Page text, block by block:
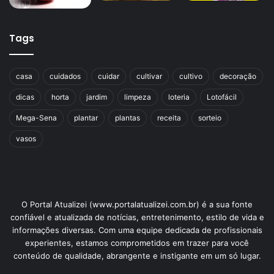
deixe amornar por 10 min.
Para beber, você pode agregar especiarias como cravo,
algumas gotas de limão, ou usar açúcar mascavo ou mel
para trazer mais sabor e dulçor. Experimente a receita e
benefícios casca melancia
Tags
casa cuidados cuidar cultivar cultivo decoração
dicas horta jardim limpeza loteria Lotofácil
Mega-Sena plantar plantas receita sorteio
vasos
O Portal Atualizei (www.portalatualizei.com.br) é a sua fonte
confiável e atualizada de notícias, entretenimento, estilo de vida e
informações diversas. Com uma equipe dedicada de profissionais
experientes, estamos comprometidos em trazer para você
conteúdo de qualidade, abrangente e instigante em um só lugar.